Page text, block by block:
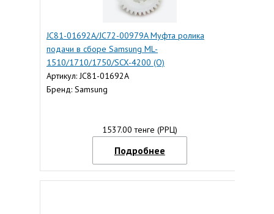
JC81-01692A/JC72-00979A Муфта ролика
подачи в сборе Samsung ML-
1510/1710/1750/SCX-4200 (O)
Артикул: JC81-01692A
Бренд: Samsung
1537.00 тенге (РРЦ)
Подробнее